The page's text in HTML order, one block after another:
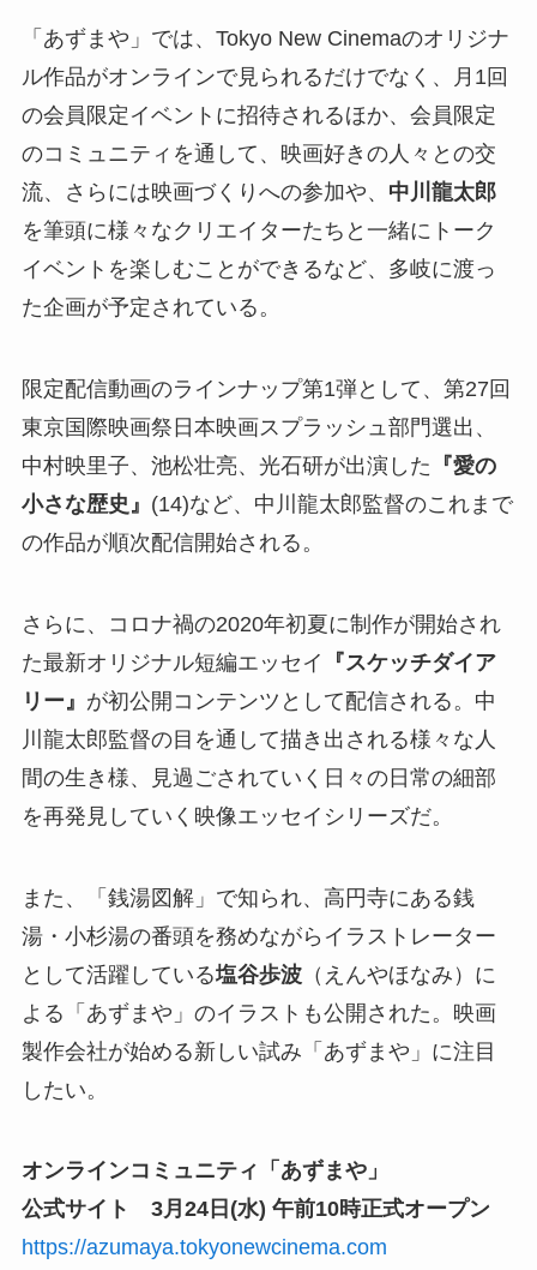
「あずまや」では、Tokyo New Cinemaのオリジナ
ル作品がオンラインで見られるだけでなく、月1回
の会員限定イベントに招待されるほか、会員限定
のコミュニティを通して、映画好きの人々との交
流、さらには映画づくりへの参加や、 中川龍太郎
を筆頭に様々なクリエイターたちと一緒にトーク
イベントを楽しむことができるなど、多岐に渡っ
た企画が予定されている。
限定配信動画のラインナップ第1弾として、第27回
東京国際映画祭日本映画スプラッシュ部門選出、
中村映里子、池松壮亮、光石研が出演した 『愛の
小さな歴史』 (14)など、中川龍太郎監督のこれまで
の作品が順次配信開始される。
さらに、コロナ禍の2020年初夏に制作が開始され
た最新オリジナル短編エッセイ
『スケッチダイア
リー 』 が初公開コンテンツとして配信される。中
川龍太郎監督の目を通して描き出される様々な人
間の生き様、見過ごされていく日々の日常の細部
を再発見していく映像エッセイシリーズだ。
また、「銭湯図解」で知られ、高円寺にある銭
湯・小杉湯の番頭を務めながらイラストレーター
として活躍している塩谷歩波（えんやほなみ）に
よる「あずまや」のイラストも公開された。映画
製作会社が始める新しい試み「あずまや」に注目
したい。
オンラインコミュニティ「あずまや」
公式サイト 3月24日(水) 午前10時正式オープン
https://azumaya.tokyonewcinema.com